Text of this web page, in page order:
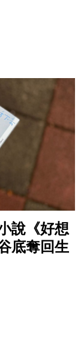
說《好想
底奪回生